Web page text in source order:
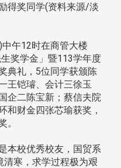
得奖同学(资料来源/淡
午12时在商管大楼
奖学金」暨113学年度
典礼，5位同学获颁陈
王铠璿、会计三徐玉
企二陈宝新；蔡信夫院
和财金四张芯瑜获奖，
。
本校优秀校友，国贸系
寒，求学过程极为艰